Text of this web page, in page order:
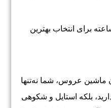
و مشاوره ۲۴ ساعته برای انتخاب بهترین
ماشین عروس، شما نه‌تنها
بلکه استایل و شکوهی